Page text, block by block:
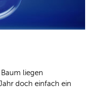
liegen
doch einfach ein